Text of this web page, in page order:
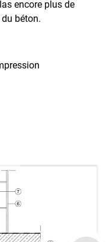
encore plus de
béton.